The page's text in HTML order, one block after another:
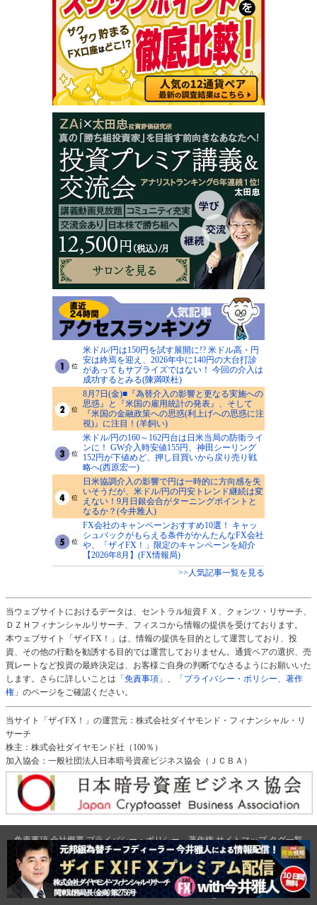
米ドル/円は150円を試す展開に!? 米ドル高・円
安は終焉を迎え、2026年中に140円の大台打診
があってもサプライズではない！ 今回の介入は
成功するとみる(陳満咲杜)
8月7日(金)■『為替介入の影響と更なる実施への
思惑』と『米国の雇用統計の発表』、そして
『米国の金融政策への思惑(利上げへの思惑に注
視)』に注目！(羊飼い)
米ドル/円の160～162円台は日米当局の防衛ライ
ンに！ GW介入時安値155円、神田シーリング
152円が下値めど、押し目買いから戻り売り戦
略へ(西原宏一)
日米協調介入の影響で円は一時的に方向感を失
いそうだが、米ドル/円の円安トレンド継続は変
えない！9月日銀会合がターニングポイントと
なるか？(今井雅人)
FX会社のキャンペーンおすすめ10選！ キャッ
シュバックがもらえる条件がかんたんなFX会社
や、「ザイFX！」限定のキャンペーンを紹介
【2026年8月】(FX情報局)
>>人気記事一覧を見る
当ウェブサイトにおけるデータは、セントラル短資ＦＸ、クォンツ・リサーチ、
ＤＺＨフィナンシャルリサーチ、フィスコから情報の提供を受けております。
本ウェブサイト「ザイFX！」は、情報の提供を目的として運営しており、投
資、その他の行動を勧誘する目的では運営しておりません。通貨ペアの選択、売
買レートなど投資の最終決定は、お客様ご自身の判断でなさるようにお願いいた
します。さらに詳しいことは 「免責事項」 、
「プライバシー・ポリシー、著作
権」 のページをご確認ください。
当サイト「ザイFX！」の運営元：株式会社ダイヤモンド・フィナンシャル・リ
サーチ
株主：株式会社ダイヤモンド社（100％）
加入協会：一般社団法人日本暗号資産ビジネス協会（ＪＣＢＡ）
免責事項 会社概要 プライバシー・ポリシー、著作権 サイトマップ タグ一覧
広告のご案内
ダイヤモンド社のサイト ダイヤモンド・オンライン| 週刊ダイヤモンド|
ザイ・オンライン| クリプトインサイト| ザイFX！
2026 Diamond Financial Research,Inc All Rights Reserved.